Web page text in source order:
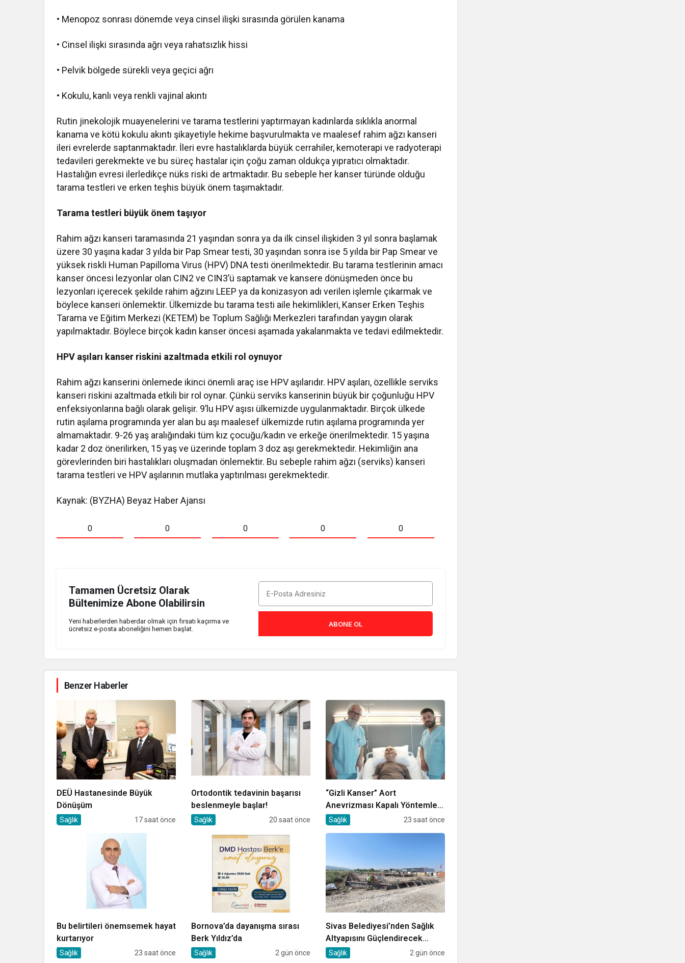
• Menopoz sonrası dönemde veya cinsel ilişki sırasında görülen kanama
• Cinsel ilişki sırasında ağrı veya rahatsızlık hissi
• Pelvik bölgede sürekli veya geçici ağrı
• Kokulu, kanlı veya renkli vajinal akıntı
Rutin jinekolojik muayenelerini ve tarama testlerini yaptırmayan kadınlarda sıklıkla anormal
kanama ve kötü kokulu akıntı şikayetiyle hekime başvurulmakta ve maalesef rahim ağzı kanseri
ileri evrelerde saptanmaktadır. İleri evre hastalıklarda büyük cerrahiler, kemoterapi ve radyoterapi
tedavileri gerekmekte ve bu süreç hastalar için çoğu zaman oldukça yıpratıcı olmaktadır.
Hastalığın evresi ilerledikçe nüks riski de artmaktadır. Bu sebeple her kanser türünde olduğu
tarama testleri ve erken teşhis büyük önem taşımaktadır.
Tarama testleri büyük önem taşıyor
Rahim ağzı kanseri taramasında 21 yaşından sonra ya da ilk cinsel ilişkiden 3 yıl sonra başlamak
üzere 30 yaşına kadar 3 yılda bir Pap Smear testi, 30 yaşından sonra ise 5 yılda bir Pap Smear ve
yüksek riskli Human Papilloma Virus (HPV) DNA testi önerilmektedir. Bu tarama testlerinin amacı
kanser öncesi lezyonlar olan CIN2 ve CIN3’ü saptamak ve kansere dönüşmeden önce bu
lezyonları içerecek şekilde rahim ağzını LEEP ya da konizasyon adı verilen işlemle çıkarmak ve
böylece kanseri önlemektir. Ülkemizde bu tarama testi aile hekimlikleri, Kanser Erken Teşhis
Tarama ve Eğitim Merkezi (KETEM) be Toplum Sağlığı Merkezleri tarafından yaygın olarak
yapılmaktadır. Böylece birçok kadın kanser öncesi aşamada yakalanmakta ve tedavi edilmektedir.
HPV aşıları kanser riskini azaltmada etkili rol oynuyor
Rahim ağzı kanserini önlemede ikinci önemli araç ise HPV aşılarıdır. HPV aşıları, özellikle serviks
kanseri riskini azaltmada etkili bir rol oynar. Çünkü serviks kanserinin büyük bir çoğunluğu HPV
enfeksiyonlarına bağlı olarak gelişir. 9’lu HPV aşısı ülkemizde uygulanmaktadır. Birçok ülkede
rutin aşılama programında yer alan bu aşı maalesef ülkemizde rutin aşılama programında yer
almamaktadır. 9-26 yaş aralığındaki tüm kız çocuğu/kadın ve erkeğe önerilmektedir. 15 yaşına
kadar 2 doz önerilirken, 15 yaş ve üzerinde toplam 3 doz aşı gerekmektedir. Hekimliğin ana
görevlerinden biri hastalıkları oluşmadan önlemektir. Bu sebeple rahim ağzı (serviks) kanseri
tarama testleri ve HPV aşılarının mutlaka yaptırılması gerekmektedir.
Kaynak: (BYZHA) Beyaz Haber Ajansı
0 0 0 0 0
Tamamen Ücretsiz Olarak
Bültenimize Abone Olabilirsin
Yeni haberlerden haberdar olmak için fırsatı kaçırma ve
ücretsiz e-posta aboneliğini hemen başlat.
ABONE OL
Benzer Haberler
DEÜ Hastanesinde Büyük
Dönüşüm
Sağlık 17 saat önce
Ortodontik tedavinin başarısı
beslenmeyle başlar!
Sağlık 20 saat önce
“Gizli Kanser” Aort
Anevrizması Kapalı Yöntemle
Tedavi Edildi
Sağlık 23 saat önce
Bu belirtileri önemsemek hayat
kurtarıyor
Sağlık 23 saat önce
Bornova’da dayanışma sırası
Berk Yıldız’da
Sağlık 2 gün önce
Sivas Belediyesi’nden Sağlık
Altyapısını Güçlendirecek
Yatırım
Sağlık 2 gün önce